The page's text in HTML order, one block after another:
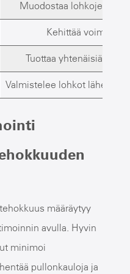
Muodostaa lohkojen
Kehittää voimaa
Tuottaa yhtenäisiä
Valmistelee lohkot lähetystä
määräytyy
avulla. Hyvin
minimoi
pullonkauloja ja